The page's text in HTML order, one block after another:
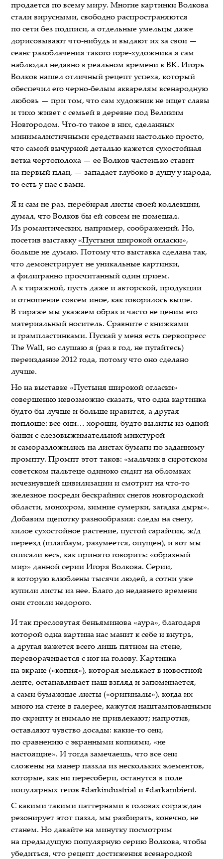
продается по всему миру. Многие картинки Волкова
стали вирусными, свободно распространяются
по сети без подписи, а отдельные умельцы даже
дорисовывают что-нибудь и выдают их за свои —
сеанс разоблачения такого горе-художника я сам
наблюдал недавно в реальном времени в ВК. Игорь
Волков нашел отличный рецепт успеха, который
обеспечил его черно-белым акварелям всенародную
любовь — при том, что сам художник не ищет славы
и тихо живет с семьей в деревне под Великим
Новгородом. Что-то такое в них, сделанных
минималистичными средствами настолько просто,
что самой вычурной деталью кажется сухостойная
ветка чертополоха — ее Волков частенько ставит
на первый план, — западает глубоко в душу у народа,
то есть у нас с вами.
Я и сам не раз, перебирая листы своей коллекции,
думал, что Волков бы ей совсем не помешал.
Из романтических, например, соображений. Но,
посетив выставку «Пустыня широкой огласки»,
больше не думаю. Потому что выставка сделана так,
что демонстрирует не уникальные картинки,
а филигранно просчитанный один прием.
А к тиражной, пусть даже и авторской, продукции
и отношение совсем иное, как говорилось выше.
В тираже мы уважаем образ и часто не ценим его
материальный носитель. Сравните с книжками
и грампластинками. Пускай у меня есть первопресс
The Wall, но слушаю я (раз в год, не пугайтесь)
переиздание 2012 года, потому что оно сделано
лучше.
Но на выставке «Пустыня широкой огласки»
совершенно невозможно сказать, что одна картинка
будто бы лучше и больше нравится, а другая
поплоше: все они… хороши, будто вылиты из одной
банки с слезовыжимательной микстурой
и саморазложились на листах бумаги по заданному
промпту. Промпт этот таков: «мальчик в сиротском
советском пальтеце одиноко сидит на обломках
исчезнувшей цивилизации и смотрит на что-то
железное посреди бескрайних снегов новгородской
области, монохром, зимние сумерки, загадка дыры».
Добавим щепотку разнообразия: следы на снегу,
хилое сухостойное растение, пустой сарайчик, ж/д
переезд (шлагбаум, разумеется, опущен), и вот мы
описали весь, как принято говорить: «образный
мир» данной серии Игоря Волкова. Серии,
в которую влюблены тысячи людей, а сотни уже
купили листы из нее. Благо до недавнего времени
они стоили недорого.
И так пресловутая беньяминова «аура», благодаря
которой одна картина нас манит к себе и внутрь,
а другая кажется всего лишь пятном на стене,
переворачивается с ног на голову. Картинка
на экране («копия»), которая мелькает в новостной
ленте, останавливает наш взгляд и запоминается,
а сами бумажные листы («оригиналы»), когда их
много на стене в галерее, кажутся наштампованными
по скрипту и нимало не привлекают; напротив,
оставляют чувство досады: какие-то они,
по сравнению с экранными копиями, «не
настоящие». И тогда замечаешь, что все они
сложены на манер паззла из нескольких элементов,
которые, как ни пересобери, останутся в поле
популярных тегов #darkindustrial и #darkambient.
С какими такими паттернами в головах сограждан
резонирует этот паззл, мы разбирать, конечно, не
станем. Но давайте на минутку посмотрим
на предыдущую популярную серию Волкова, чтобы
убедиться, что рецепт достижения всенародной